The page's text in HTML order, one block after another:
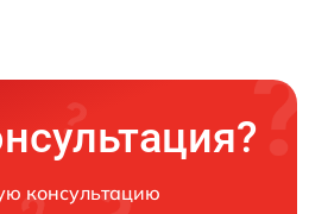
консультацию